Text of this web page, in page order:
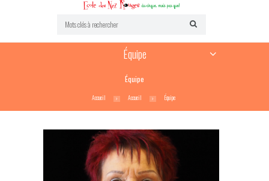
Équipe
Équipe
Accueil Accueil Équipe